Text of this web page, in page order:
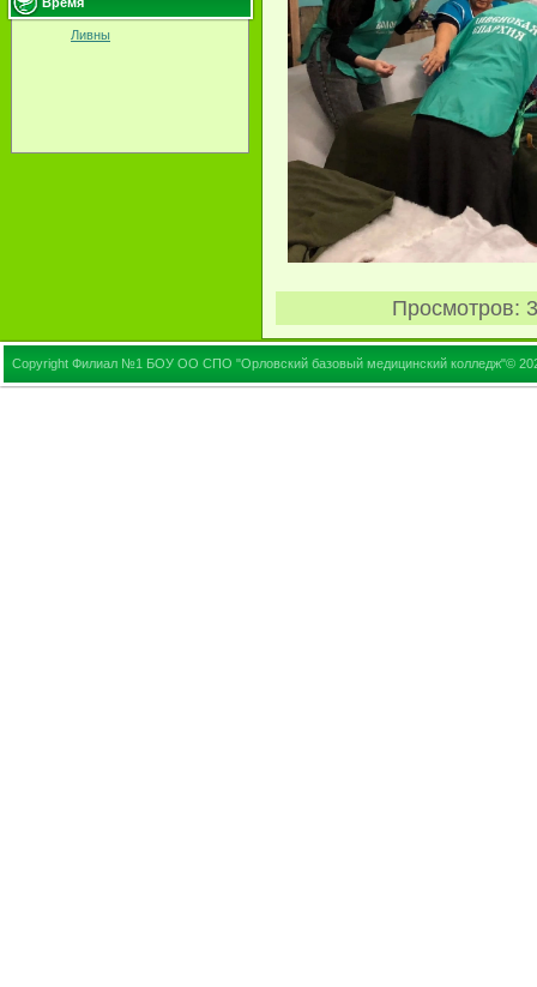
Ливны
Просмотров:
Copyright Филиал №1 БОУ ОО СПО "Орловский базовый медицинский колледж"©